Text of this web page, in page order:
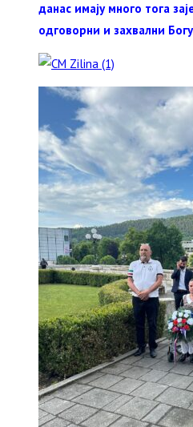
данас имају много тога
одговорни и захвални